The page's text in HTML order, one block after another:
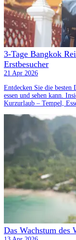
3-Tage Bangkok
Erstbesucher
21 Apr 2026
Entdecken Sie die besten
essen und sehen kann.
Kurzurlaub – Tempel,
Das Wachstum des